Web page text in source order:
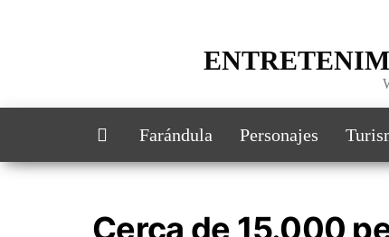
Farándula Personajes
Cerca de 15.000